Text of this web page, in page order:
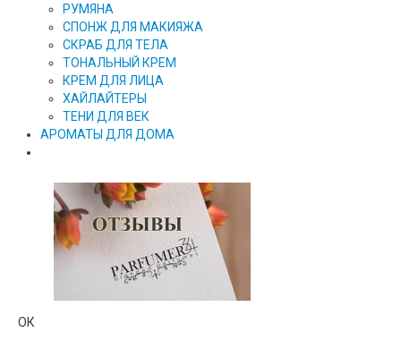
РУМЯНА
СПОНЖ ДЛЯ МАКИЯЖА
СКРАБ ДЛЯ ТЕЛА
ТОНАЛЬНЫЙ КРЕМ
КРЕМ ДЛЯ ЛИЦА
ХАЙЛАЙТЕРЫ
ТЕНИ ДЛЯ ВЕК
АРОМАТЫ ДЛЯ ДОМА
ОК